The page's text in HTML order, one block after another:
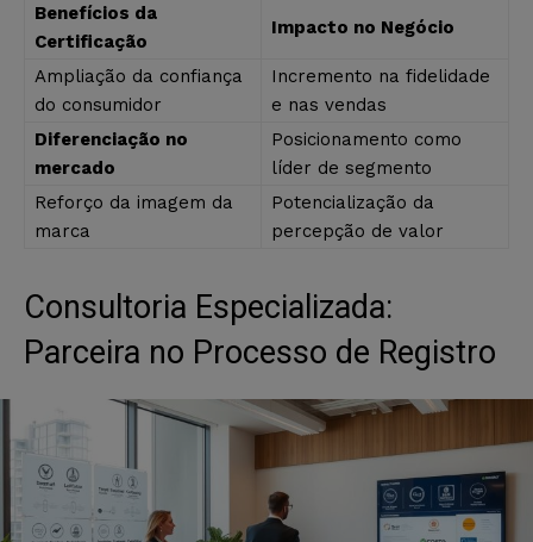
Benefícios da
Certificação
Impacto no Negócio
Ampliação da confiança
do consumidor
Incremento na fidelidade
e nas vendas
Diferenciação no
mercado
Posicionamento como
líder de segmento
Reforço da imagem da
marca
Potencialização da
percepção de valor
Consultoria Especializada:
Parceira no Processo de Registro